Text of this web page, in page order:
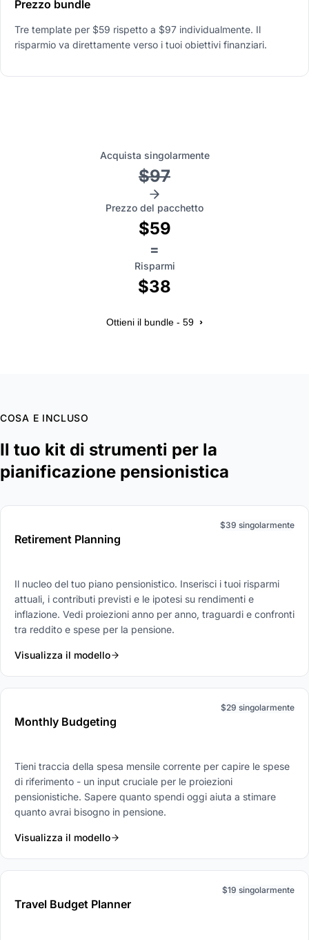
Prezzo bundle
Tre template per $59 rispetto a $97 individualmente. Il
risparmio va direttamente verso i tuoi obiettivi finanziari.
Acquista singolarmente
$97
Prezzo del pacchetto
$59
=
Risparmi
$38
Ottieni il bundle - 59 ›
COSA E INCLUSO
Il tuo kit di strumenti per la
pianificazione pensionistica
Retirement Planning
$39 singolarmente
Il nucleo del tuo piano pensionistico. Inserisci i tuoi risparmi
attuali, i contributi previsti e le ipotesi su rendimenti e
inflazione. Vedi proiezioni anno per anno, traguardi e confronti
tra reddito e spese per la pensione.
Visualizza il modello
Monthly Budgeting
$29 singolarmente
Tieni traccia della spesa mensile corrente per capire le spese
di riferimento - un input cruciale per le proiezioni
pensionistiche. Sapere quanto spendi oggi aiuta a stimare
quanto avrai bisogno in pensione.
Visualizza il modello
Travel Budget Planner
$19 singolarmente